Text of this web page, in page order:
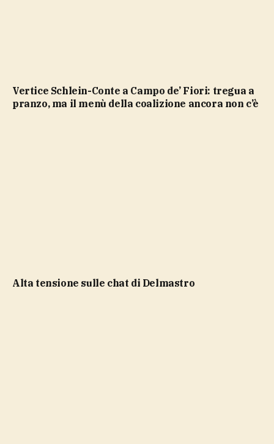
Vertice Schlein-Conte a Campo de’ Fiori: tregua a
pranzo, ma il menù della coalizione ancora non c’è
Alta tensione sulle chat di Delmastro